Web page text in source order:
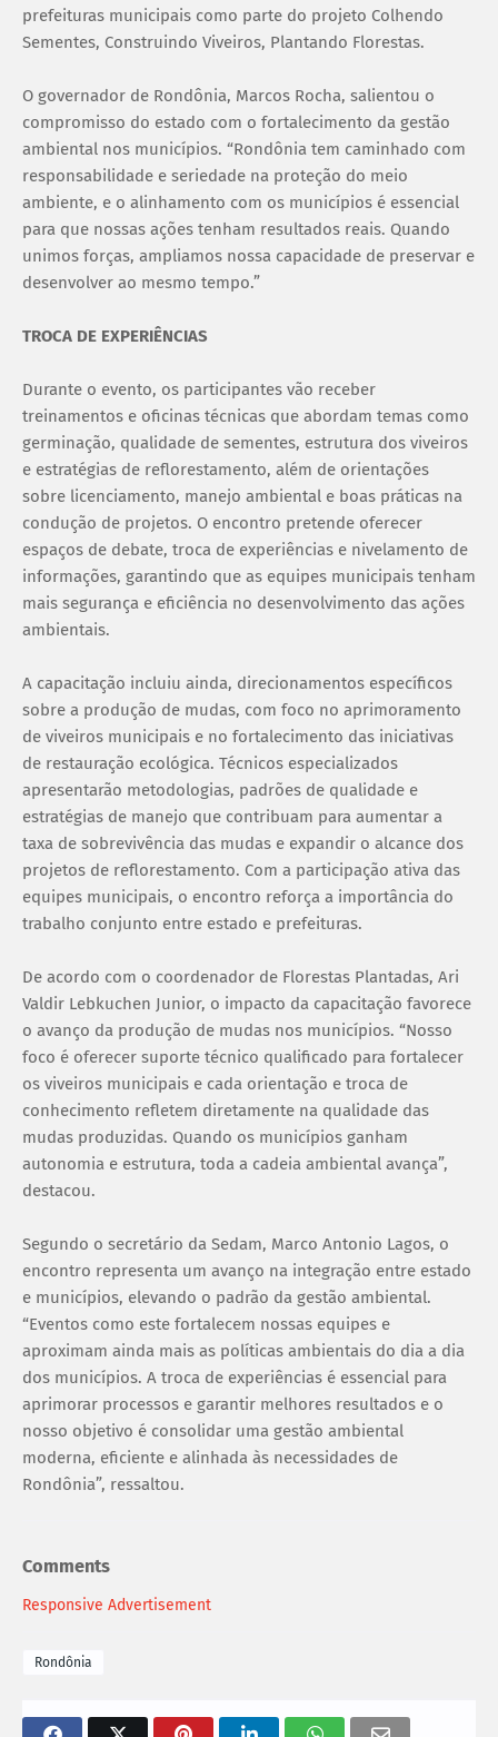
prefeituras municipais como parte do projeto Colhendo
Sementes, Construindo Viveiros, Plantando Florestas.
O governador de Rondônia, Marcos Rocha, salientou o
compromisso do estado com o fortalecimento da gestão
ambiental nos municípios. “Rondônia tem caminhado com
responsabilidade e seriedade na proteção do meio
ambiente, e o alinhamento com os municípios é essencial
para que nossas ações tenham resultados reais. Quando
unimos forças, ampliamos nossa capacidade de preservar e
desenvolver ao mesmo tempo.”
TROCA DE EXPERIÊNCIAS
Durante o evento, os participantes vão receber
treinamentos e oficinas técnicas que abordam temas como
germinação, qualidade de sementes, estrutura dos viveiros
e estratégias de reflorestamento, além de orientações
sobre licenciamento, manejo ambiental e boas práticas na
condução de projetos. O encontro pretende oferecer
espaços de debate, troca de experiências e nivelamento de
informações, garantindo que as equipes municipais tenham
mais segurança e eficiência no desenvolvimento das ações
ambientais.
A capacitação incluiu ainda, direcionamentos específicos
sobre a produção de mudas, com foco no aprimoramento
de viveiros municipais e no fortalecimento das iniciativas
de restauração ecológica. Técnicos especializados
apresentarão metodologias, padrões de qualidade e
estratégias de manejo que contribuam para aumentar a
taxa de sobrevivência das mudas e expandir o alcance dos
projetos de reflorestamento. Com a participação ativa das
equipes municipais, o encontro reforça a importância do
trabalho conjunto entre estado e prefeituras.
De acordo com o coordenador de Florestas Plantadas, Ari
Valdir Lebkuchen Junior, o impacto da capacitação favorece
o avanço da produção de mudas nos municípios. “Nosso
foco é oferecer suporte técnico qualificado para fortalecer
os viveiros municipais e cada orientação e troca de
conhecimento refletem diretamente na qualidade das
mudas produzidas. Quando os municípios ganham
autonomia e estrutura, toda a cadeia ambiental avança”,
destacou.
Segundo o secretário da Sedam, Marco Antonio Lagos, o
encontro representa um avanço na integração entre estado
e municípios, elevando o padrão da gestão ambiental.
“Eventos como este fortalecem nossas equipes e
aproximam ainda mais as políticas ambientais do dia a dia
dos municípios. A troca de experiências é essencial para
aprimorar processos e garantir melhores resultados e o
nosso objetivo é consolidar uma gestão ambiental
moderna, eficiente e alinhada às necessidades de
Rondônia”, ressaltou.
Comments
Responsive Advertisement
Rondônia